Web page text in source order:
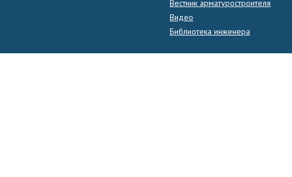
Вестник арматуростроителя
Видео
Библиотека инженера